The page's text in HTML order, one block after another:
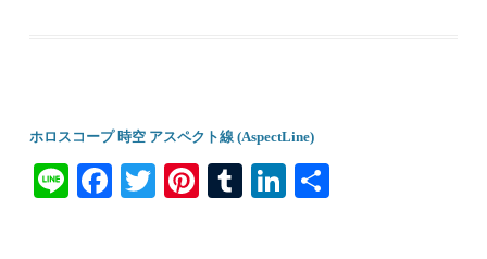
ホロスコープ 時空 アスペクト線 (AspectLine)
Li
Fa T
Pi
T
Li